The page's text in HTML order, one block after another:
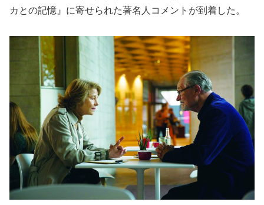
カとの記憶』に寄せられた著名人コメントが到着した。